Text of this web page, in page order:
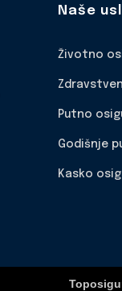
Naše
Životno
Putno
Godišnje
Kasko